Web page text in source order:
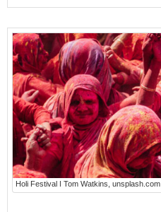
Holi Festival ǀ Tom Watkins, unsplash.com